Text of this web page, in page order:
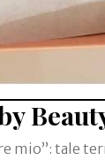
mio”: tale